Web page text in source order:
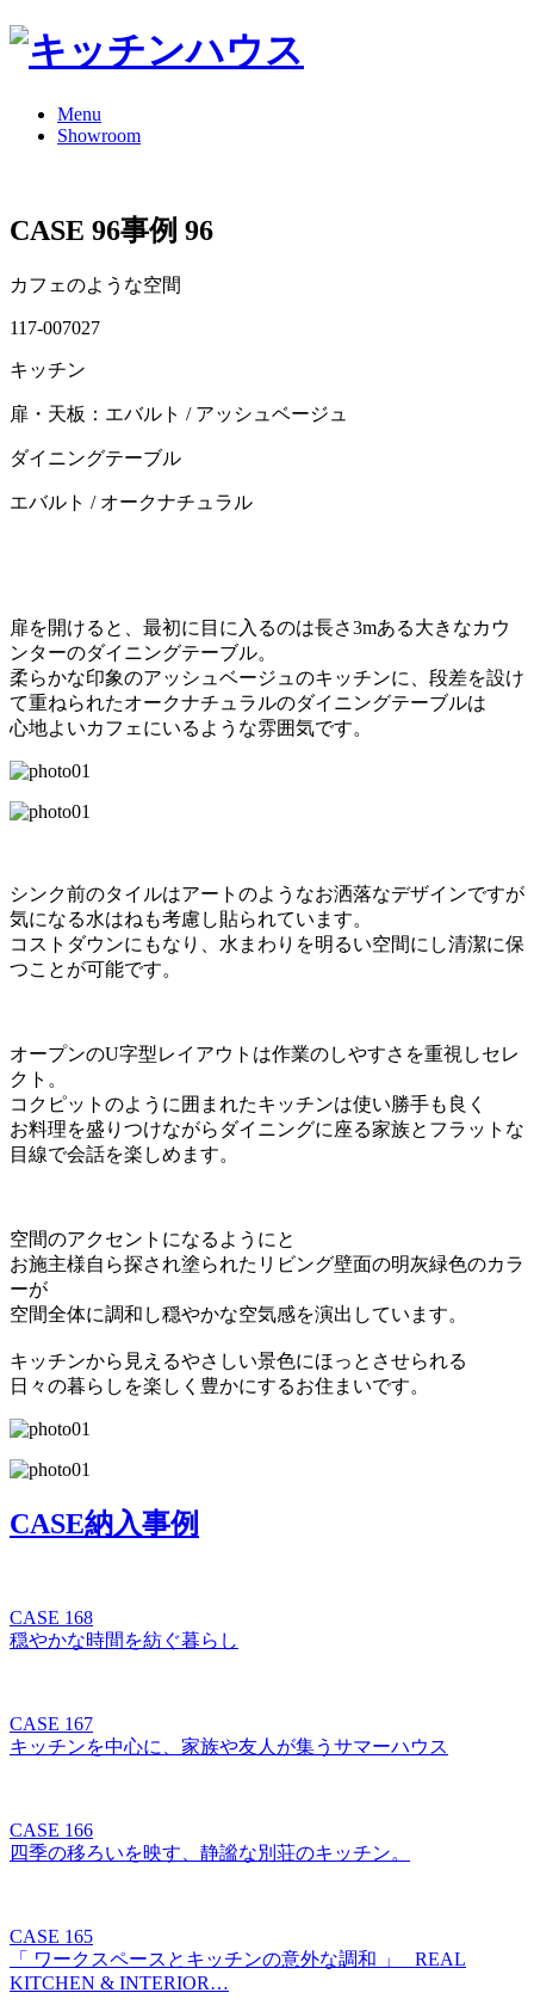
Menu
Showroom
CASE 96事例 96
カフェのような空間
117-007027
キッチン
扉・天板：エバルト / アッシュベージュ
ダイニングテーブル
エバルト / オークナチュラル
扉を開けると、最初に目に入るのは長さ3mある大きなカウ
ンターのダイニングテーブル。
柔らかな印象のアッシュベージュのキッチンに、段差を設け
て重ねられたオークナチュラルのダイニングテーブルは
心地よいカフェにいるような雰囲気です。
シンク前のタイルはアートのようなお洒落なデザインですが
気になる水はねも考慮し貼られています。
コストダウンにもなり、水まわりを明るい空間にし清潔に保
つことが可能です。
オープンのU字型レイアウトは作業のしやすさを重視しセレ
クト。
コクピットのように囲まれたキッチンは使い勝手も良く
お料理を盛りつけながらダイニングに座る家族とフラットな
目線で会話を楽しめます。
空間のアクセントになるようにと
お施主様自ら探され塗られたリビング壁面の明灰緑色のカラ
ーが
空間全体に調和し穏やかな空気感を演出しています。
キッチンから見えるやさしい景色にほっとさせられる
日々の暮らしを楽しく豊かにするお住まいです。
CASE納入事例
CASE 168
穏やかな時間を紡ぐ暮らし
CASE 167
キッチンを中心に、家族や友人が集うサマーハウス
CASE 166
四季の移ろいを映す、静謐な別荘のキッチン。
CASE 165
「 ワークスペースとキッチンの意外な調和 」 REAL
KITCHEN & INTERIOR…